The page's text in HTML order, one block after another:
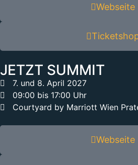
Webseite
JETZT SUMMIT
7. und 8. April 2027
09:00 bis 17:00 Uhr
Courtyard by Marriott Wien
Webseite